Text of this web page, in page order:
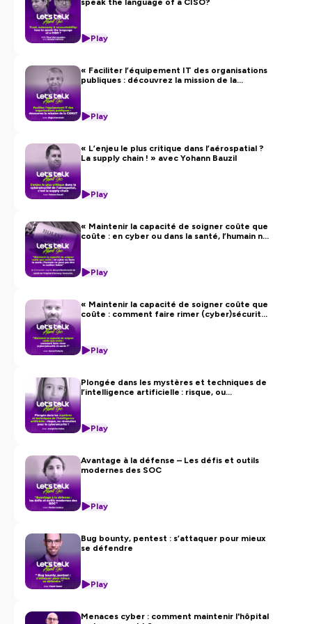
confidentialite
pour plus d'informations.
speak the language of a CISO?
Play
« Faciliter l’équipement IT des organisations
publiques : découvrez la mission de la
Play
« L’enjeu le plus critique dans l’aérospatial ?
La supply chain ! » avec Yohann Bauzil
Play
« Maintenir la capacité de soigner coûte que
coûte : en cyber ou dans la santé, l’humain ne
Play
« Maintenir la capacité de soigner coûte que
coûte : comment faire rimer (cyber)sécurité
Play
Plongée dans les mystères et techniques de
l’intelligence artificielle : risque, ou
Play
Avantage à la défense – Les défis et outils
modernes des SOC
Play
Bug bounty, pentest : s’attaquer pour mieux
se défendre
Play
Menaces cyber : comment maintenir l'hôpital